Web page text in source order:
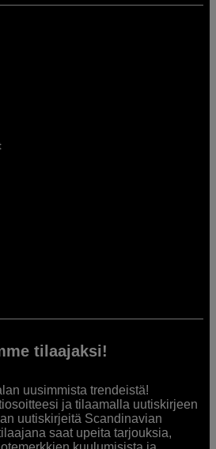
tilaajaksi!
uusimmista trendeistä!
ja tilaamalla uutiskirjeen
uutiskirjeitä Scandinavian
saat upeita tarjouksia,